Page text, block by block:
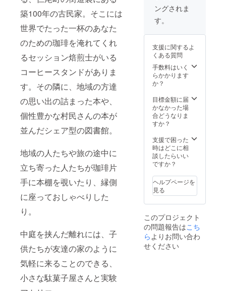
築100年の古民家。そこには
世界でたった一杯のあなた
のための珈琲を淹れてくれ
るセッション焙煎士がいる
コーヒースタンドがありま
す。その隣に、地域の方達
の思い出の詰まった本や、
個性豊かな村民さんの本が
並んだシェア型の図書館。
地域の人たちや旅の途中に
立ち寄った人たちが珈琲片
手に本棚を覗いたり、縁側
に座っておしゃべりした
り。
中庭を挟んだ離れには、子
供たちが友達の家のように
気軽に来ることのできる、
小さな駄菓子屋さんと実験
○開拓者
限定
（オン
ライ
ン）ご
招待※ど
んなゲ
ストが
しみに
（2024
年 3月
チルビ
レッジ
がオー
プンし
そのま
ま住民
さんを
継続さ
方、初
期村民
登録料
（¥3,00
0程度）
町） 定
員：20
堂」・
・・
cafe de
flots の
オー
して20
年にわ
たり地
域の窓
てきた
浪越弘
行さ
ん。地
域おこ
し活動
にも積
フェの
オー
ナーの
顔だけ
でなく
「薪グ
行無料
です。
様ご希
望の方
は別途
料金
5500円/
人とな
考欄に
参加希
望人数
載くだ
さい。
※日程は
３月〜7
間中で
させて
いただ
きま
す。天
候によ
り予定
日が変
してロ
ゴを掲
す。
様・店
を掲載
いただ
きま
す。
オノチ
ルビ
レッジ
オープ
最初の
季刊誌
に協賛
企業と
業紹介
を掲載
いたし
ます。
誌は
4000部
程度、
拠点の
他三
ングされま
す。
支援に関するよ
くある質問
手数料はいく
らかかります
か？
目標金額に届
かなかった場
合どうなりま
すか？
支援で困った
時はどこに相
談したらいい
ですか？
ヘルプページを
見る
このプロジェクト
の問題報告はこち
ら よりお問い合わ
せください